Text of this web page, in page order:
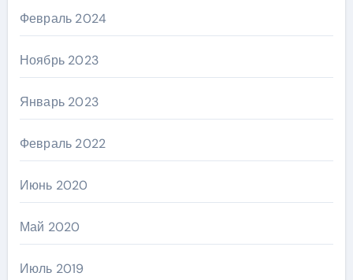
Февраль 2024
Ноябрь 2023
Январь 2023
Февраль 2022
Июнь 2020
Май 2020
Июль 2019